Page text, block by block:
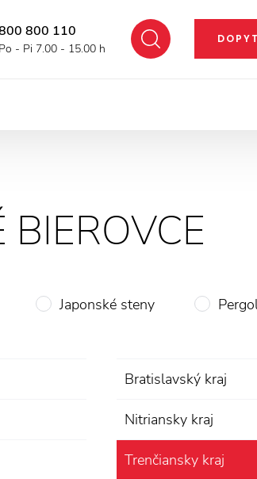
DOPYT
Hľadať
800 110
Po - Pi 7.00 - 15.00 h
BIEROVCE
Japonské steny
Bratislavský kraj
Nitriansky kraj
Trenčiansky kraj